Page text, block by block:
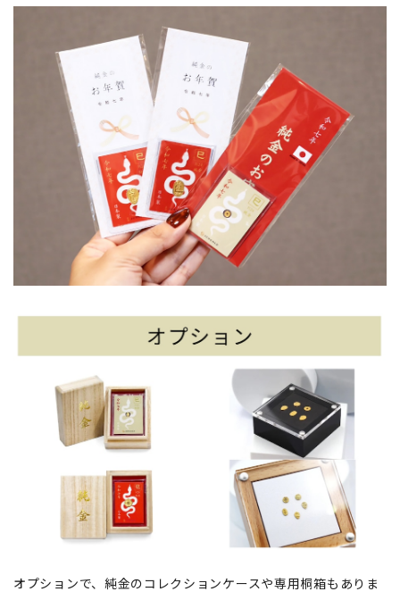
オプションで、純金のコレクションケースや専用桐箱もありま